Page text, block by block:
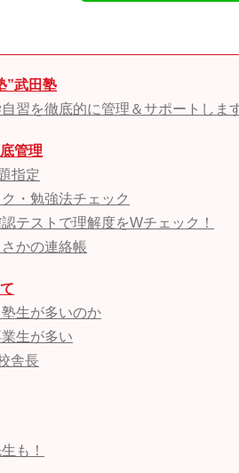
”武田塾
習を徹底的に管理＆サポートしま
管理
指定
・勉強法チェック
テストで理解度をWチェック！
かの連絡帳
生が多いのか
生が多い
舎長
も！